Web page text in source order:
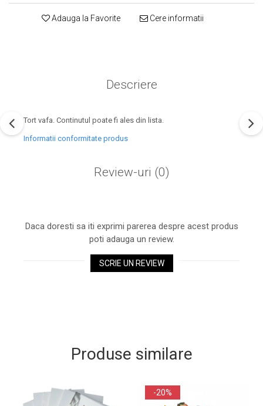
Adauga la Favorite Cere informatii
Descriere
Tort vafa. Continutul poate fi ales din lista.
Informatii conformitate produs
Review-uri (0)
Daca doresti sa iti exprimi parerea despre acest produs
poti adauga un review.
SCRIE UN REVIEW
Produse similare
-20%